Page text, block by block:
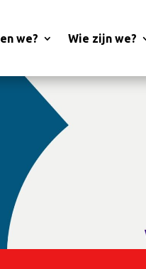
we? Wie zijn we?